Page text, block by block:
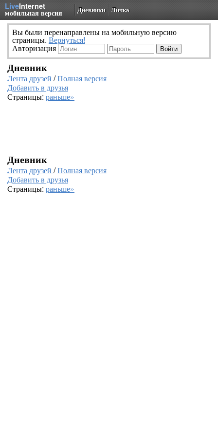
LiveInternet
мобильная версия Дневники Личка
Вы были перенаправлены на мобильную версию
страницы. Вернуться!
Авторизация
Дневник
Лента друзей /Полная версия
Добавить в друзья
Страницы: раньше»
Дневник
Лента друзей /Полная версия
Добавить в друзья
Страницы: раньше»